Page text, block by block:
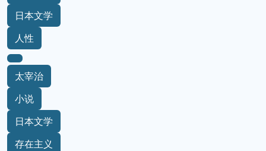
日本文学
人性
太宰治
小说
日本文学
存在主义